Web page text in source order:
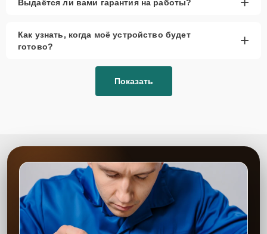
Выдаётся ли вами гарантия на работы?
Как узнать, когда моё устройство будет
готово?
+
Показать